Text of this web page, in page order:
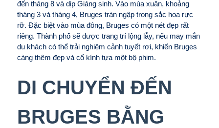
đến tháng 8 và dịp Giáng sinh. Vào mùa xuân, khoảng
tháng 3 và tháng 4, Bruges tràn ngập trong sắc hoa rực
rỡ. Đặc biệt vào mùa đông, Bruges có một nét đẹp rất
riêng. Thành phố sẽ được trang trí lộng lẫy, nếu may mắn
du khách có thể trải nghiệm cảnh tuyết rơi, khiến Bruges
càng thêm đẹp và cổ kính tựa một bộ phim.
DI CHUYỂN ĐẾN
BRUGES BẰNG